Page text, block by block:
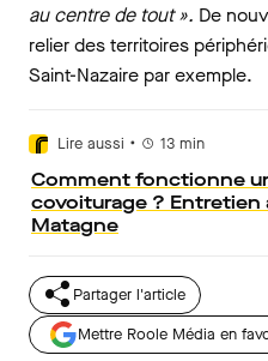
au centre de tout ». De
relier des territoires
Saint-Nazaire par exemple.
Lire aussi • 13 min
Comment fonctionne
covoiturage ? Entretien
Matagne
Partager l'article
Mettre Roole Média en